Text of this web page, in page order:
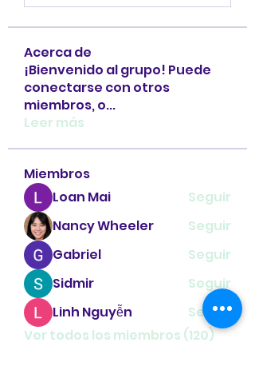
Acerca de
¡Bienvenido al grupo! Puede
conectarse con otros
miembros, o...
Leer más
Miembros
Loan Mai
Seguir
Nancy Wheeler
Seguir
Gabriel
Seguir
Sidmir
Seguir
Linh Nguyễn
Seguir
Ver todos los miembros (120)